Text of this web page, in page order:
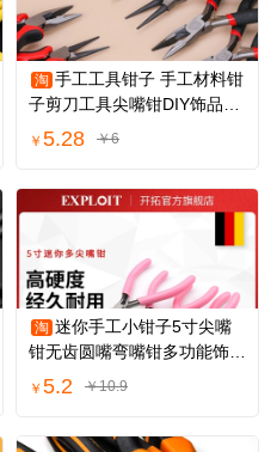
淘 手工工具钳子 手工材料钳
子剪刀工具尖嘴钳DIY饰品钳
子配件夹子
￥ 5.28 ￥6
淘 迷你手工小钳子5寸尖嘴
钳无齿圆嘴弯嘴钳多功能饰品
diy绕线珠宝钳
￥ 5.2 ￥10.9